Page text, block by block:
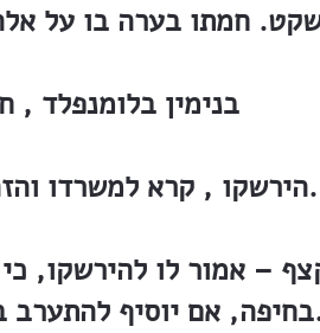
חמתו בערה בו על
בנימין בלומנפלד ,
הירשקו , קרא למשרדו והזהירו על חותנו.
בעניינים לא לו.